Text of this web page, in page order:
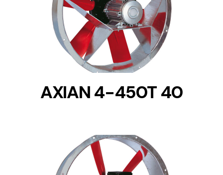
DETAILS
AXIAN 4-450T 40